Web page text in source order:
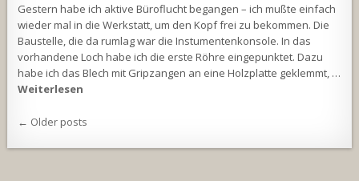
Gestern habe ich aktive Büroflucht begangen – ich mußte einfach
wieder mal in die Werkstatt, um den Kopf frei zu bekommen. Die
Baustelle, die da rumlag war die Instumentenkonsole. In das
vorhandene Loch habe ich die erste Röhre eingepunktet. Dazu
habe ich das Blech mit Gripzangen an eine Holzplatte geklemmt, …
Weiterlesen
Beitragsnavigation
← Older posts